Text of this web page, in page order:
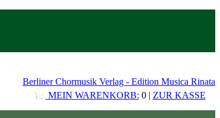
Berliner Chormusik Verlag - Edition Musica Rinata
MEIN WARENKORB: 0 | ZUR KASSE